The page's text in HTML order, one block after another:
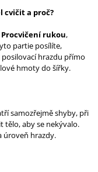
cvičit a proč?
Procvičení rukou,
partie posílíte,
hrazdu přímo
hmoty do šířky.
samozřejmě shyby, při
tělo, aby se nekývalo.
úroveň hrazdy.